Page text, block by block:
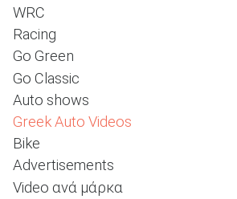
WRC
Racing
Go Green
Go Classic
Auto shows
Greek Auto Videos
Bike
Advertisements
Video ανά μάρκα